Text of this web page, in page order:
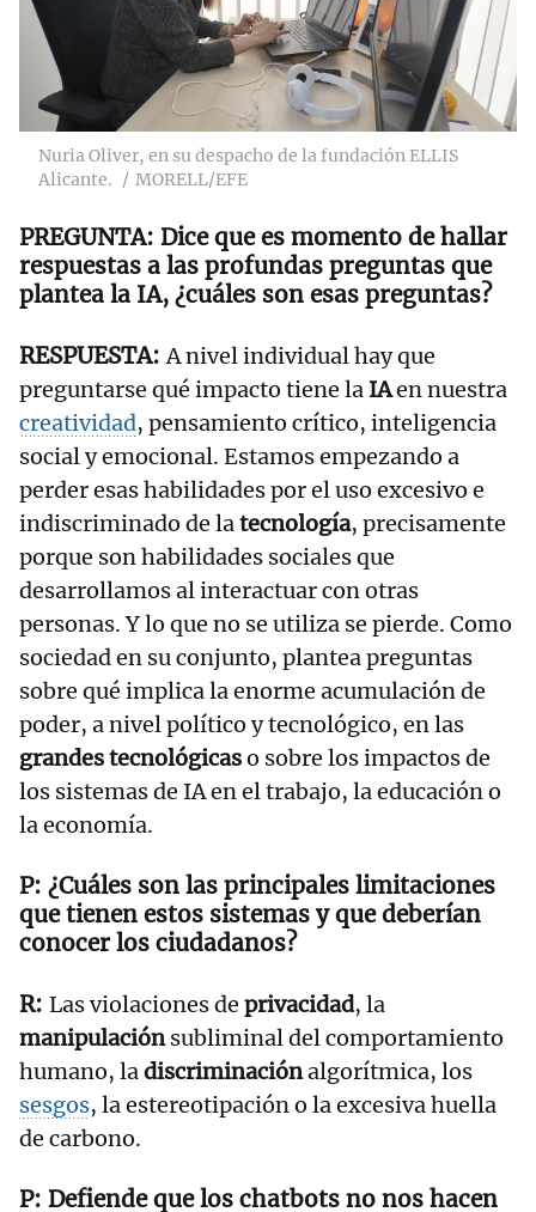
Nuria Oliver, en su despacho de la fundación ELLIS
Alicante.
MORELL/EFE
Dice que es momento de hallar
respuestas a las profundas preguntas que
plantea la IA, ¿cuáles son esas preguntas?
A nivel individual hay que
preguntarse qué impacto tiene la IAen nuestra
creatividad, pensamiento crítico, inteligencia
social y emocional. Estamos empezando a
perder esas habilidades por el uso excesivo e
indiscriminado de latecnología, precisamente
porque son habilidades sociales que
desarrollamos al interactuar con otras
personas. Y lo que no se utiliza se pierde. Como
sociedad en su conjunto, plantea preguntas
sobre qué implica la enorme acumulación de
poder, a nivel político y tecnológico, en las
grandes tecnológicaso sobre los impactos de
los sistemas de IA en el trabajo, la educación o
la economía.
¿Cuáles son las principales limitaciones
que tienen estos sistemas y que deberían
conocer los ciudadanos?
Las violaciones de privacidad, la
manipulaciónsubliminal del comportamiento
humano, ladiscriminaciónalgorítmica, los
sesgos, la estereotipación o la excesiva huella
de carbono.
Defiende que los chatbots no nos hacen